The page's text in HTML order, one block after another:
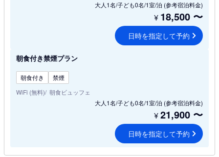
大人1名/子ども0名/1室/泊 (参考宿泊料金)
¥ 18,500 〜
日時を指定して予約
朝食付き禁煙プラン
朝食付き
禁煙
WiFi (無料) 朝食ビュッフェ
大人1名/子ども0名/1室/泊 (参考宿泊料金)
¥21,900 〜
日時を指定して予約